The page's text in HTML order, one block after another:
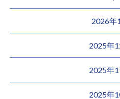
2026年
2025年
2025年
2025年